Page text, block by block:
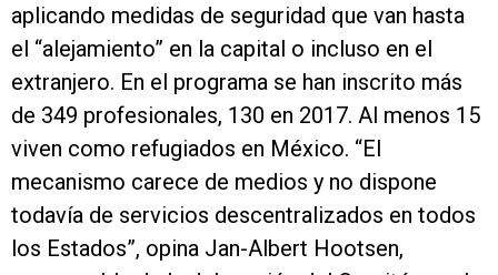
aplicando medidas de seguridad que van hasta
el “alejamiento” en la capital o incluso en el
extranjero. En el programa se han inscrito más
de 349 profesionales, 130 en 2017. Al menos 15
viven como refugiados en México. “El
mecanismo carece de medios y no dispone
todavía de servicios descentralizados en todos
los Estados”, opina Jan-Albert Hootsen,